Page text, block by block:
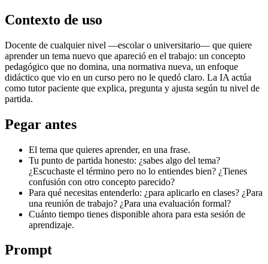
Contexto de uso
Docente de cualquier nivel —escolar o universitario— que quiere
aprender un tema nuevo que apareció en el trabajo: un concepto
pedagógico que no domina, una normativa nueva, un enfoque
didáctico que vio en un curso pero no le quedó claro. La IA actúa
como tutor paciente que explica, pregunta y ajusta según tu nivel de
partida.
Pegar antes
El tema que quieres aprender, en una frase.
Tu punto de partida honesto: ¿sabes algo del tema?
¿Escuchaste el término pero no lo entiendes bien? ¿Tienes
confusión con otro concepto parecido?
Para qué necesitas entenderlo: ¿para aplicarlo en clases? ¿Para
una reunión de trabajo? ¿Para una evaluación formal?
Cuánto tiempo tienes disponible ahora para esta sesión de
aprendizaje.
Prompt